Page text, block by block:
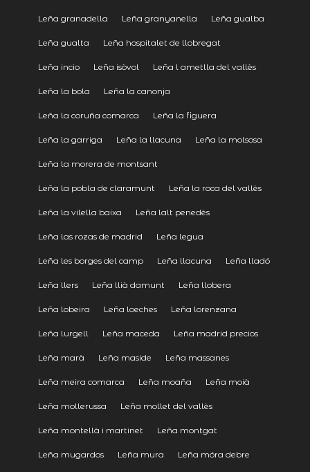
Leña granadella Leña granyanella Leña gualba
Leña gualta Leña hospitalet de llobregat
Leña incio Leña isòvol Leña l ametlla del vallès
Leña la bola Leña la canonja
Leña la coruña comarca Leña la figuera
Leña la garriga Leña la llacuna Leña la molsosa
Leña la morera de montsant
Leña la pobla de claramunt Leña la roca del vallès
Leña la vilella baixa Leña lalt penedès
Leña las rozas de madrid Leña legua
Leña les borges del camp Leña llacuna Leña lladó
Leña llers Leña llià damunt Leña llobera
Leña lobeira Leña loeches Leña lorenzana
Leña lurgell Leña maceda Leña madrid precios
Leña marà Leña maside Leña massanes
Leña meira comarca Leña moaña Leña moià
Leña mollerussa Leña mollet del vallès
Leña montellà i martinet Leña montgat
Leña mugardos Leña mura Leña móra debre